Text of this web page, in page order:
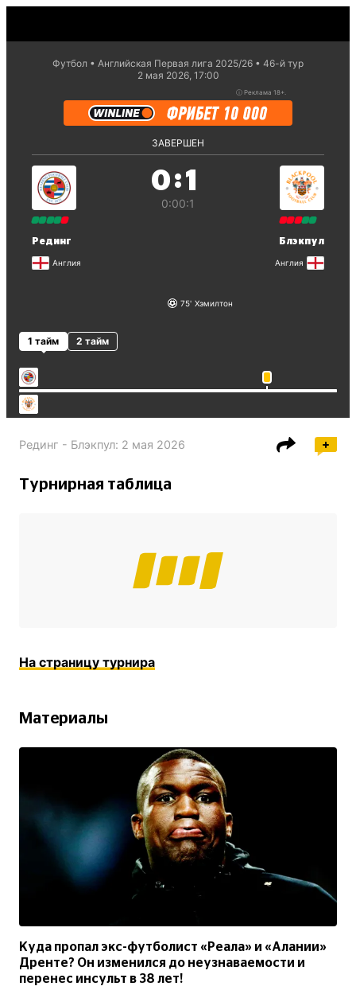
Футбол Английская Первая лига 2025/26
46-й тур
2 мая 2026, 17:00
ⓘ Реклама 18+.
ЗАВЕРШЕН
Рединг
Англия
0:1
0:00:1
Блэкпул
Англия
75 Хэмилтон
1 тайм 2 тайм
Рединг - Блэкпул: 2 мая 2026
Турнирная таблица
На страницу турнира
Материалы
Куда пропал экс-футболист «Реала» и «Алании»
Дренте? Он изменился до неузнаваемости и
перенес инсульт в 38 лет!